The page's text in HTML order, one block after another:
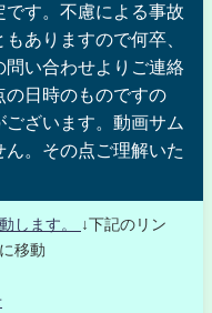
す。不慮による事故
ありますので何卒、
問い合わせよりご連絡
の日時のものですの
ざいます。動画サム
。その点ご理解いた
します。
↓下記のリン
移動